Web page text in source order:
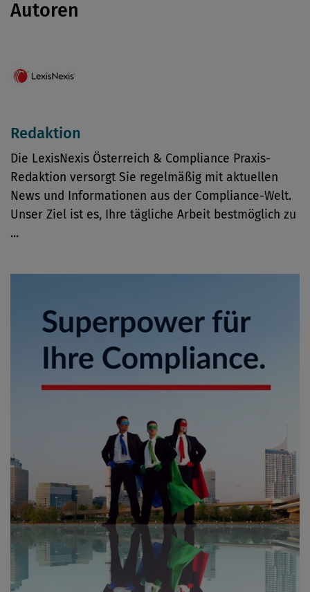
Autoren
Redaktion
Die LexisNexis Österreich & Compliance Praxis-
Redaktion versorgt Sie regelmäßig mit aktuellen
News und Informationen aus der Compliance-Welt.
Unser Ziel ist es, Ihre tägliche Arbeit bestmöglich zu
...